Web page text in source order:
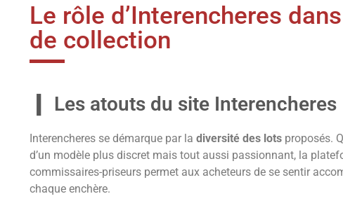
Le rôle d’Interencheres
de collection
Les atouts du site Interencheres
Interencheres se démarque par la diversité des lots proposés.
d’un modèle plus discret mais tout aussi passionnant, la
commissaires-priseurs permet aux acheteurs de se sentir
chaque enchère.